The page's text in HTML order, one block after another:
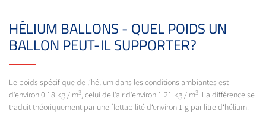
HÉLIUM BALLONS - QUEL POIDS UN
BALLON PEUT-IL SUPPORTER?
Le poids spécifique de l‘hélium dans les conditions ambiantes est
d‘environ 0.18 kg / m3, celui de l‘air d‘environ 1.21 kg / m3. La différence se
traduit théoriquement par une flottabilité d‘environ 1 g par litre d‘hélium.